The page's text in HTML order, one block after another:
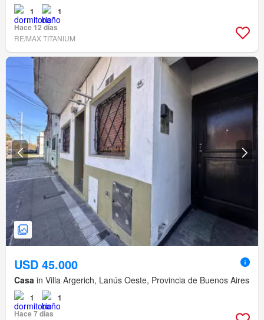
1
1
Hace 12 días
RE/MAX TITANIUM
USD 45.000
Casa in Villa Argerich, Lanús Oeste, Provincia de Buenos Aires
1
1
Hace 7 días